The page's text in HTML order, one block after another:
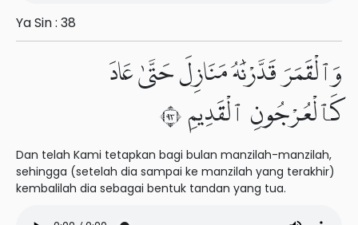
Ya Sin : 38
وَٱلْقَمَرَ قَدَّرْنَٰهُ مَنَازِلَ حَتَّىٰ عَادَ
كَٱلْعُرْجُونِ ٱلْقَدِيمِ ٣٩
Dan telah Kami tetapkan bagi bulan manzilah-manzilah,
sehingga (setelah dia sampai ke manzilah yang terakhir)
kembalilah dia sebagai bentuk tandan yang tua.